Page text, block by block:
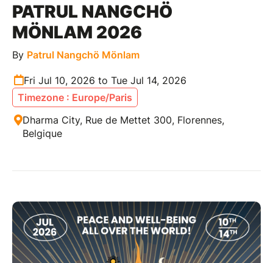
PATRUL NANGCHÖ
MÖNLAM 2026
By Patrul Nangchö Mönlam
Fri Jul 10, 2026 to Tue Jul 14, 2026
Timezone : Europe/Paris
Dharma City, Rue de Mettet 300, Florennes,
Belgique